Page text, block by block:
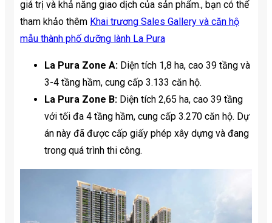
giá trị và khả năng giao dịch của sản phẩm., bạn có thể
tham khảo thêm Khai trương Sales Gallery và căn hộ
mẫu thành phố dưỡng lành La Pura
La Pura Zone A: Diện tích 1,8 ha, cao 39 tầng và
3-4 tầng hầm, cung cấp 3.133 căn hộ.
La Pura Zone B: Diện tích 2,65 ha, cao 39 tầng
với tối đa 4 tầng hầm, cung cấp 3.270 căn hộ. Dự
án này đã được cấp giấy phép xây dựng và đang
trong quá trình thi công.